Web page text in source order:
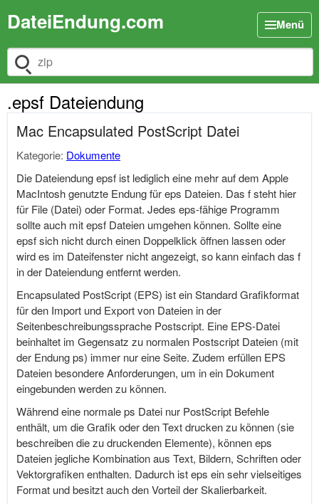
DateiEndung.com Menü
Dateiendung suchen
.epsf Dateiendung
Mac Encapsulated PostScript Datei
Kategorie: Dokumente
Die Dateiendung epsf ist lediglich eine mehr auf dem Apple
MacIntosh genutzte Endung für eps Dateien. Das f steht hier
für File (Datei) oder Format. Jedes eps-fähige Programm
sollte auch mit epsf Dateien umgehen können. Sollte eine
epsf sich nicht durch einen Doppelklick öffnen lassen oder
wird es im Dateifenster nicht angezeigt, so kann einfach das f
in der Dateiendung entfernt werden.
Encapsulated PostScript (EPS) ist ein Standard Grafikformat
für den Import und Export von Dateien in der
Seitenbeschreibungssprache Postscript. Eine EPS-Datei
beinhaltet im Gegensatz zu normalen Postscript Dateien (mit
der Endung ps) immer nur eine Seite. Zudem erfüllen EPS
Dateien besondere Anforderungen, um in ein Dokument
eingebunden werden zu können.
Während eine normale ps Datei nur PostScript Befehle
enthält, um die Grafik oder den Text drucken zu können (sie
beschreiben die zu druckenden Elemente), können eps
Dateien jegliche Kombination aus Text, Bildern, Schriften oder
Vektorgrafiken enthalten. Dadurch ist eps ein sehr vielseitiges
Format und besitzt auch den Vorteil der Skalierbarkeit.